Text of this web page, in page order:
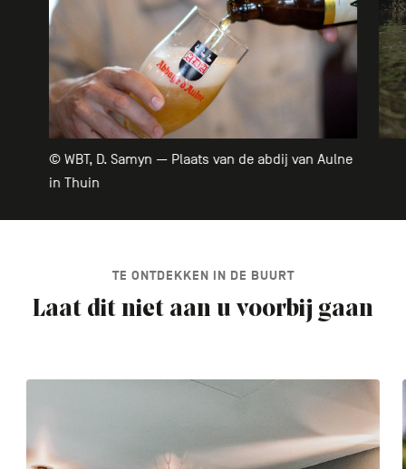
© WBT, D. Samyn — Plaats van de abdij van Aulne
in Thuin
TE ONTDEKKEN IN DE BUURT
Laat dit niet aan u voorbij gaan